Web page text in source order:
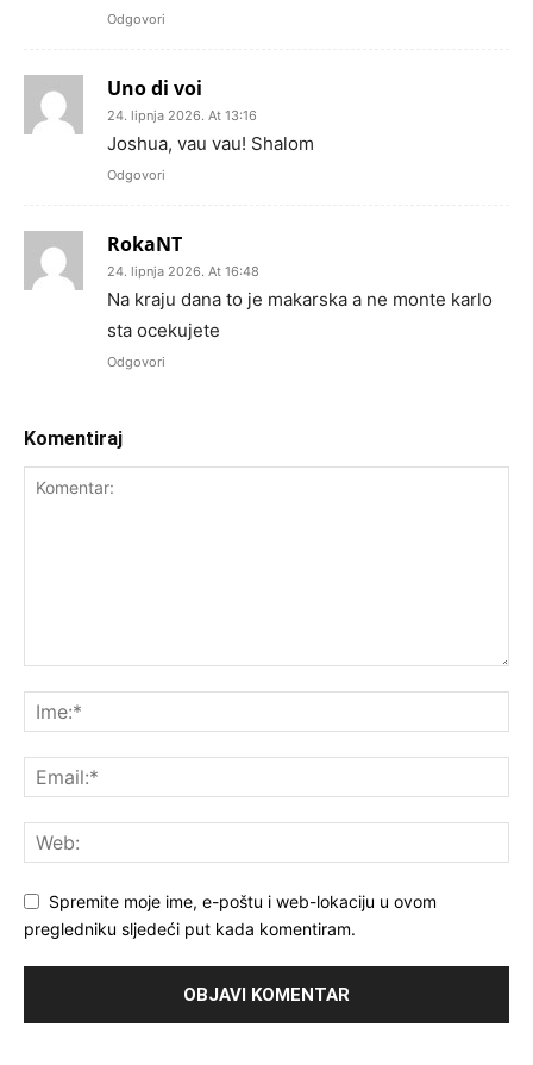
Odgovori
Uno di voi
24. lipnja 2026. At 13:16
Joshua, vau vau! Shalom
Odgovori
RokaNT
24. lipnja 2026. At 16:48
Na kraju dana to je makarska a ne monte karlo
sta ocekujete
Odgovori
Komentiraj
Spremite moje ime, e-poštu i web-lokaciju u ovom
pregledniku sljedeći put kada komentiram.